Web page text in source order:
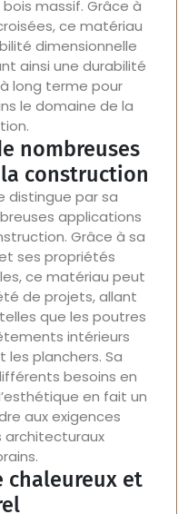
massif. Grâce à
ce matériau
dimensionnelle
ainsi une durabilité
long terme pour
le domaine de la
nombreuses
construction
distingue par sa
applications
Grâce à sa
ses propriétés
ce matériau peut
de projets, allant
que les poutres
intérieurs
planchers. Sa
besoins en
en fait un
aux exigences
architecturaux
chaleureux et